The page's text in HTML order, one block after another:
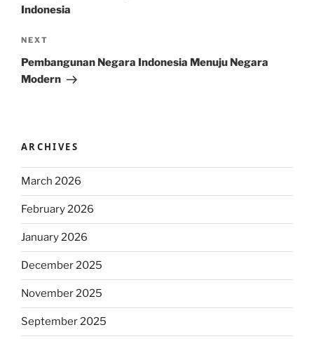
Indonesia
Next
Post
NEXT
Pembangunan Negara Indonesia Menuju Negara
Modern
ARCHIVES
March 2026
February 2026
January 2026
December 2025
November 2025
September 2025